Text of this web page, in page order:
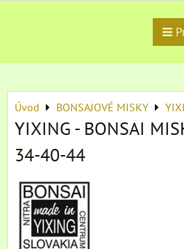
Úvod BONSAJOVÉ MISKY
YIXING - BONSAI
34-40-44